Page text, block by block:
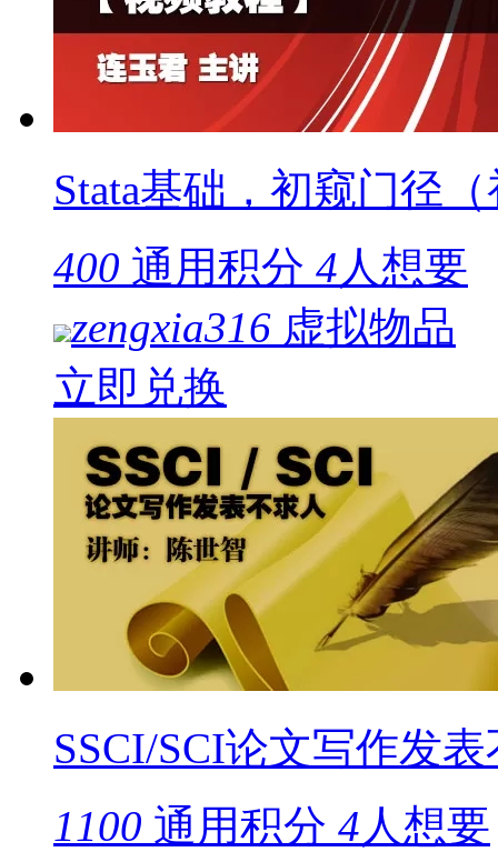
Stata基础，初窥门径
400 通用积分 4人想要
zengxia316 虚拟物品
立即兑换
SSCI/SCI论文写作发
1100 通用积分 4人想要